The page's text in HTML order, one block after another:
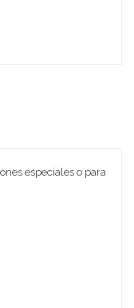
especiales o para